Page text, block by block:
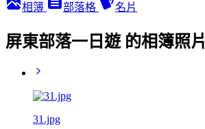
相簿 部落格 名片
屏東部落一日遊 的相簿照片
31.jpg